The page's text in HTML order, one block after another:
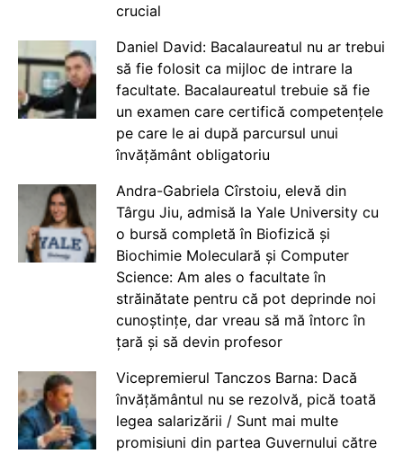
crucial
Daniel David: Bacalaureatul nu ar trebui
să fie folosit ca mijloc de intrare la
facultate. Bacalaureatul trebuie să fie
un examen care certifică competențele
pe care le ai după parcursul unui
învățământ obligatoriu
Andra-Gabriela Cîrstoiu, elevă din
Târgu Jiu, admisă la Yale University cu
o bursă completă în Biofizică și
Biochimie Moleculară și Computer
Science: Am ales o facultate în
străinătate pentru că pot deprinde noi
cunoștințe, dar vreau să mă întorc în
țară și să devin profesor
Vicepremierul Tanczos Barna: Dacă
învățământul nu se rezolvă, pică toată
legea salarizării / Sunt mai multe
promisiuni din partea Guvernului către